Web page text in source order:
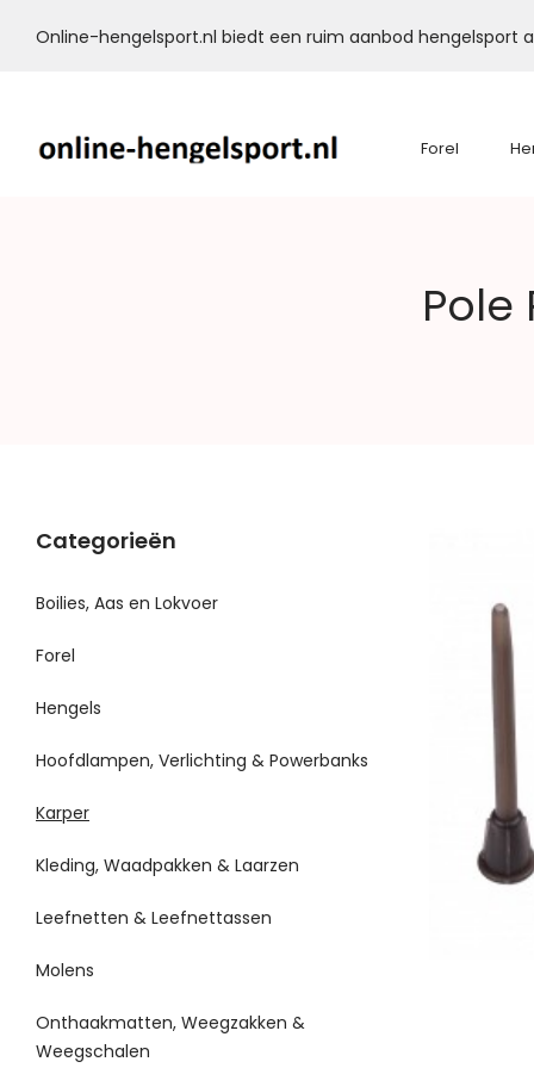
Online-hengelsport.nl biedt een ruim aanbod hengelsport
Forel
Pole
Categorieën
Boilies, Aas en Lokvoer
Forel
Hengels
Hoofdlampen, Verlichting & Powerbanks
Karper
Kleding, Waadpakken & Laarzen
Leefnetten & Leefnettassen
Molens
Onthaakmatten, Weegzakken &
Weegschalen